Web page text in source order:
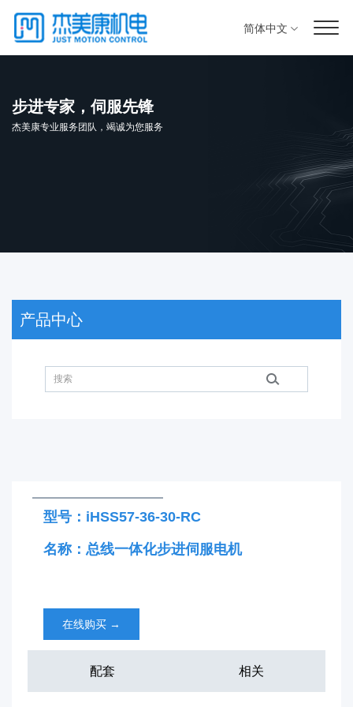
简体中文
步进专家，伺服先锋
杰美康专业服务团队，竭诚为您服务
产品中心
型号：iHSS57-36-30-RC
名称：总线一体化步进伺服电机
在线购买 →
配套 相关